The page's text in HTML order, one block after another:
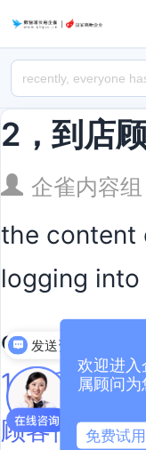
2，到店
企雀内容组
the content
logging
extended
1，新增顾客
顾客信息完
发送资料
欢迎进入
属顾问为
免费试用